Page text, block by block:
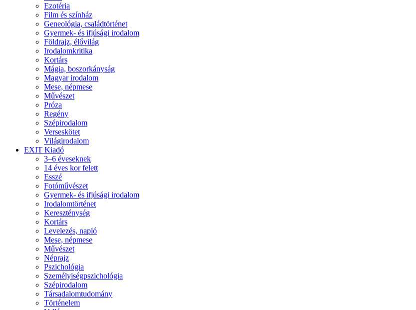
Ezotéria
Film és színház
Geneológia, családtörténet
Gyermek- és ifjúsági irodalom
Földrajz, élővilág
Irodalomkritika
Kortárs
Mágia, boszorkányság
Magyar irodalom
Mese, népmese
Művészet
Próza
Regény
Szépirodalom
Verseskötet
Világirodalom
EXIT Kiadó
3–6 éveseknek
14 éves kor felett
Esszé
Fotóművészet
Gyermek- és ifjúsági irodalom
Irodalomtörténet
Kereszténység
Kortárs
Levelezés, napló
Mese, népmese
Művészet
Néprajz
Pszichológia
Személyiségpszichológia
Szépirodalom
Társadalomtudomány
Történelem